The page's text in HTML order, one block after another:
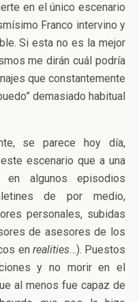
en el único escenario
Franco intervino y
Si esta no es la mejor
me dirán cuál podría
que constantemente
demasiado habitual
se parece hoy día,
escenario que a una
en algunos episodios
de por medio,
personales, subidas
de asesores de los
en realities…). Puestos
y no morir en el
al menos fue capaz de